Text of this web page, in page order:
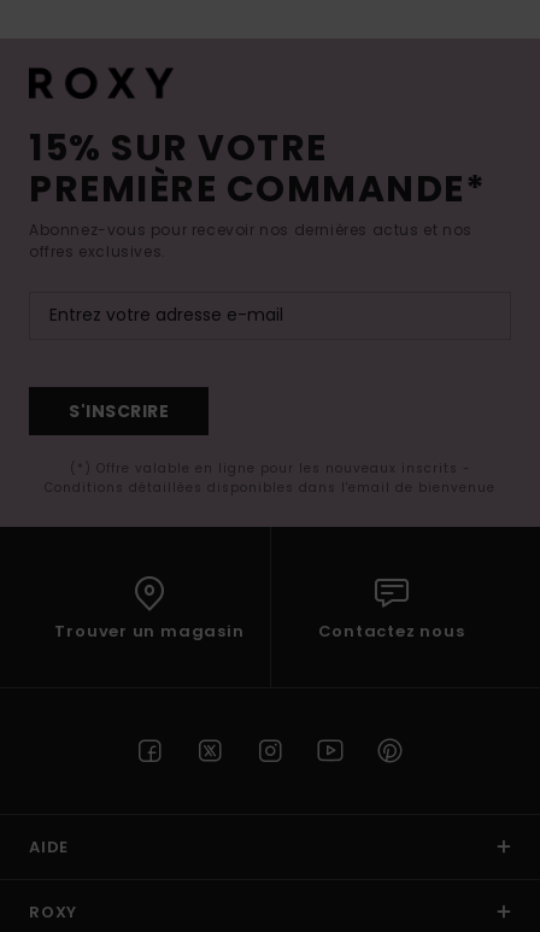
15% SUR VOTRE
PREMIÈRE COMMANDE*
Abonnez-vous pour recevoir nos dernières actus et nos
offres exclusives.
S'INSCRIRE
(*) Offre valable en ligne pour les nouveaux inscrits -
Conditions détaillées disponibles dans l'email de bienvenue
Trouver un magasin Contactez nous
AIDE
ROXY